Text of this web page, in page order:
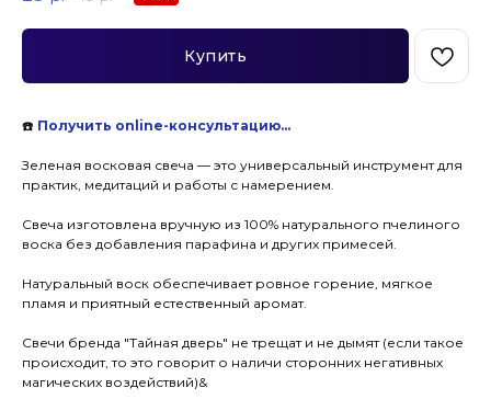
Купить
☎️ Получить online-консультацию…
Зеленая восковая свеча — это универсальный инструмент для
практик, медитаций и работы с намерением.
Свеча изготовлена вручную из 100% натурального пчелиного
воска без добавления парафина и других примесей.
Натуральный воск обеспечивает ровное горение, мягкое
пламя и приятный естественный аромат.
Свечи бренда "Тайная дверь" не трещат и не дымят (если такое
происходит, то это говорит о наличи сторонних негативных
магических воздействий)&